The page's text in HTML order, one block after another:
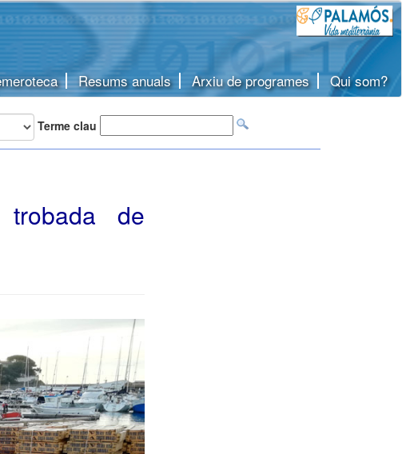
Resums anuals Arxiu de programes Qui som?
Terme clau
de